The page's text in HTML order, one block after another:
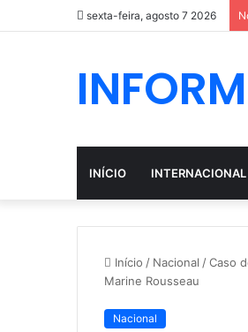
sexta-feira, agosto 7 2026
INÍCIO INTERNACIONAL
Início / Nacional /Caso
Marine Rousseau
Nacional